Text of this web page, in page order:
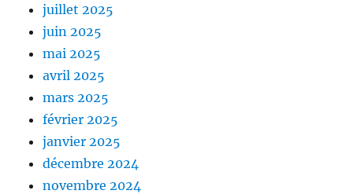
juillet 2025
juin 2025
mai 2025
avril 2025
mars 2025
février 2025
janvier 2025
décembre 2024
novembre 2024